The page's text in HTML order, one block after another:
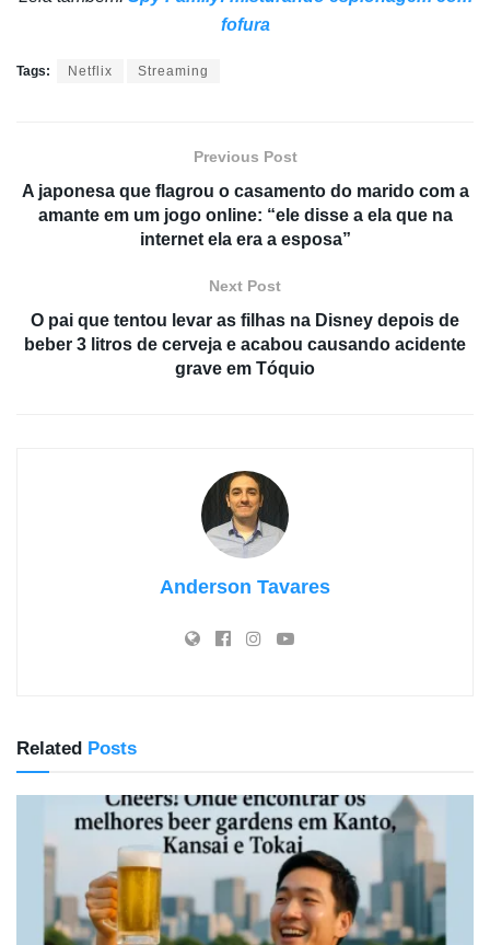
fofura
Tags: Netflix Streaming
Previous Post
A japonesa que flagrou o casamento do marido com a
amante em um jogo online: “ele disse a ela que na
internet ela era a esposa”
Next Post
O pai que tentou levar as filhas na Disney depois de
beber 3 litros de cerveja e acabou causando acidente
grave em Tóquio
Anderson Tavares
Related Posts